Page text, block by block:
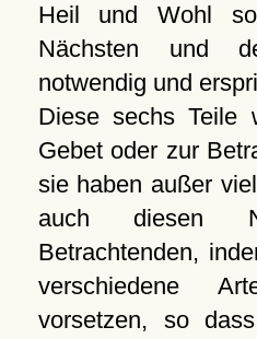
Heil und Wohl
Nächsten und
notwendig und
Diese sechs Teile
Gebet oder zur
sie haben außer
auch diesen
Betrachtenden,
verschiedene
vorsetzen, so